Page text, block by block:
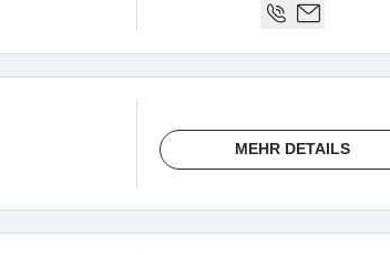
MEHR DETAILS